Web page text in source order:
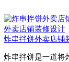
外卖店铺装修设计
炸串拌饼外卖店铺
炸串拌饼是一道将